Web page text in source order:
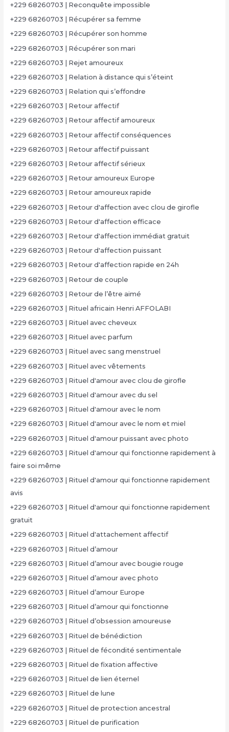
+229 68260703 | Reconquête impossible
+229 68260703 | Récupérer sa femme
+229 68260703 | Récupérer son homme
+229 68260703 | Récupérer son mari
+229 68260703 | Rejet amoureux
+229 68260703 | Relation à distance qui s’éteint
+229 68260703 | Relation qui s’effondre
+229 68260703 | Retour affectif
+229 68260703 | Retour affectif amoureux
+229 68260703 | Retour affectif conséquences
+229 68260703 | Retour affectif puissant
+229 68260703 | Retour affectif sérieux
+229 68260703 | Retour amoureux Europe
+229 68260703 | Retour amoureux rapide
+229 68260703 | Retour d'affection avec clou de girofle
+229 68260703 | Retour d'affection efficace
+229 68260703 | Retour d'affection immédiat gratuit
+229 68260703 | Retour d'affection puissant
+229 68260703 | Retour d'affection rapide en 24h
+229 68260703 | Retour de couple
+229 68260703 | Retour de l’être aimé
+229 68260703 | Rituel africain Henri AFFOLABI
+229 68260703 | Rituel avec cheveux
+229 68260703 | Rituel avec parfum
+229 68260703 | Rituel avec sang menstruel
+229 68260703 | Rituel avec vêtements
+229 68260703 | Rituel d'amour avec clou de girofle
+229 68260703 | Rituel d'amour avec du sel
+229 68260703 | Rituel d'amour avec le nom
+229 68260703 | Rituel d'amour avec le nom et miel
+229 68260703 | Rituel d'amour puissant avec photo
+229 68260703 | Rituel d'amour qui fonctionne rapidement à
faire soi même
+229 68260703 | Rituel d'amour qui fonctionne rapidement
avis
+229 68260703 | Rituel d'amour qui fonctionne rapidement
gratuit
+229 68260703 | Rituel d'attachement affectif
+229 68260703 | Rituel d’amour
+229 68260703 | Rituel d’amour avec bougie rouge
+229 68260703 | Rituel d’amour avec photo
+229 68260703 | Rituel d’amour Europe
+229 68260703 | Rituel d’amour qui fonctionne
+229 68260703 | Rituel d’obsession amoureuse
+229 68260703 | Rituel de bénédiction
+229 68260703 | Rituel de fécondité sentimentale
+229 68260703 | Rituel de fixation affective
+229 68260703 | Rituel de lien éternel
+229 68260703 | Rituel de lune
+229 68260703 | Rituel de protection ancestral
+229 68260703 | Rituel de purification